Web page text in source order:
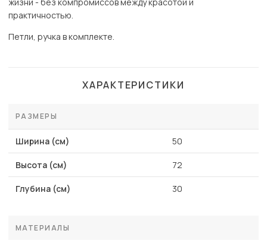
практичностью.
Петли, ручка в комплекте.
ХАРАКТЕРИСТИКИ
РАЗМЕРЫ
Ширина (см) 50
Высота (см) 72
Глубина (см) 30
МАТЕРИАЛЫ